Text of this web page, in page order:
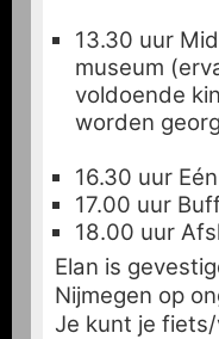
13.30 uur
museum
voldoende
worden
16.30 uur
17.00 uur
18.00 uur
Elan is
Nijmegen op
Je kunt je